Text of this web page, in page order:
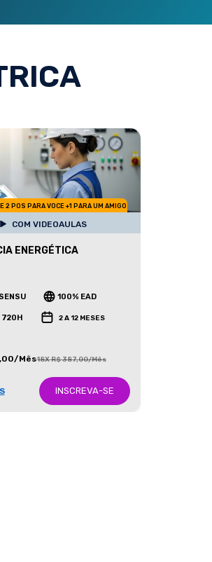
2 POS PARA VOCE +1 PARA UM AMIGO
COM VIDEOAULAS
ENERGÉTICA
100% EAD
720H 2 A 12 MESES
Mês18X R$ 387,00/Mês
INSCREVA-SE